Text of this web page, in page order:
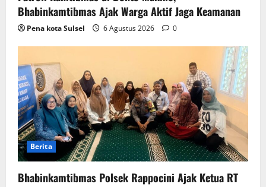
Bhabinkamtibmas Ajak Warga Aktif Jaga Keamanan
Pena kota Sulsel 6 Agustus 2026 0
Berita
Bhabinkamtibmas Polsek Rappocini Ajak Ketua RT